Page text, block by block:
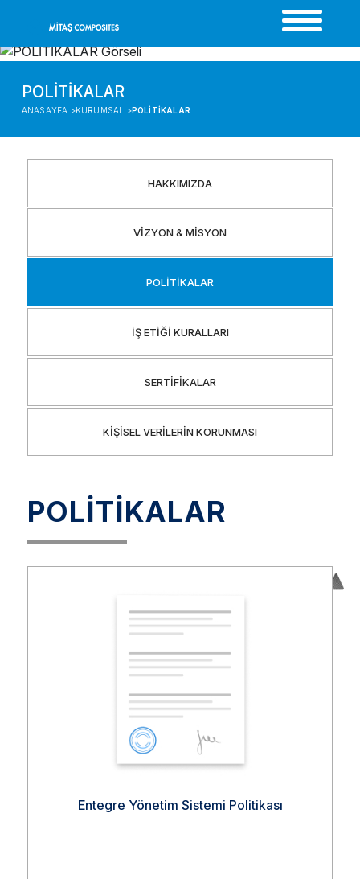
POLİTİKALAR
ANASAYFA >KURUMSAL >POLİTİKALAR
HAKKIMIZDA
VİZYON & MİSYON
POLİTİKALAR
İŞ ETİĞİ KURALLARI
SERTİFİKALAR
KİŞİSEL VERİLERİN KORUNMASI
POLİTİKALAR
Entegre Yönetim Sistemi Politikası